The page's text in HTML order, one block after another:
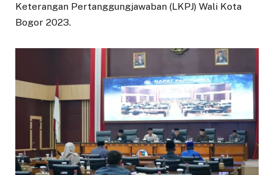
Keterangan Pertanggungjawaban (LKPJ) Wali Kota
Bogor 2023.